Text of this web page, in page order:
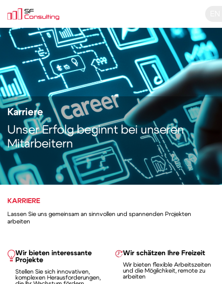
Karriere
Unser Erfolg beginnt bei unseren
Mitarbeitern
KARRIERE
Lassen Sie uns gemeinsam an sinnvollen und spannenden Projekten
arbeiten
Wir bieten interessante
Projekte
Stellen Sie sich innovativen,
komplexen Herausforderungen,
Wir schätzen Ihre Freizeit
Wir bieten flexible Arbeitszeiten
und die Möglichkeit, remote zu
arbeiten